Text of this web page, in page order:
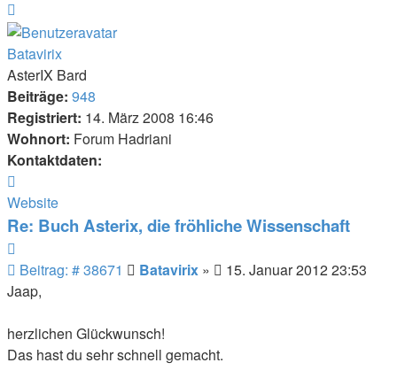
oben
Batavirix
AsterIX Bard
Beiträge: 948
Registriert: 14. März 2008 16:46
Wohnort: Forum Hadriani
Kontaktdaten:
von
Batavirix
Website
Re: Buch Asterix, die fröhliche Wissenschaft
Beitrag: # 38671 Beitrag
Batavirix »
15. Januar 2012 23:53
Jaap,
herzlichen Glückwunsch!
Das hast du sehr schnell gemacht.